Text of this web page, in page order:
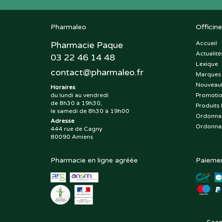
Pharmaleo
Pharmacie Paque
03 22 46 14 48
contact@pharmaleo.fr
Horaires
du lundi au vendredi
de 8h30 à 19h30,
le samedi de 8h30 à 19h00
Adresse
444 rue de Cagny
80090 Amiens
Officine
Accueil
Lexique
Produits
Pharmacie en ligne agréée